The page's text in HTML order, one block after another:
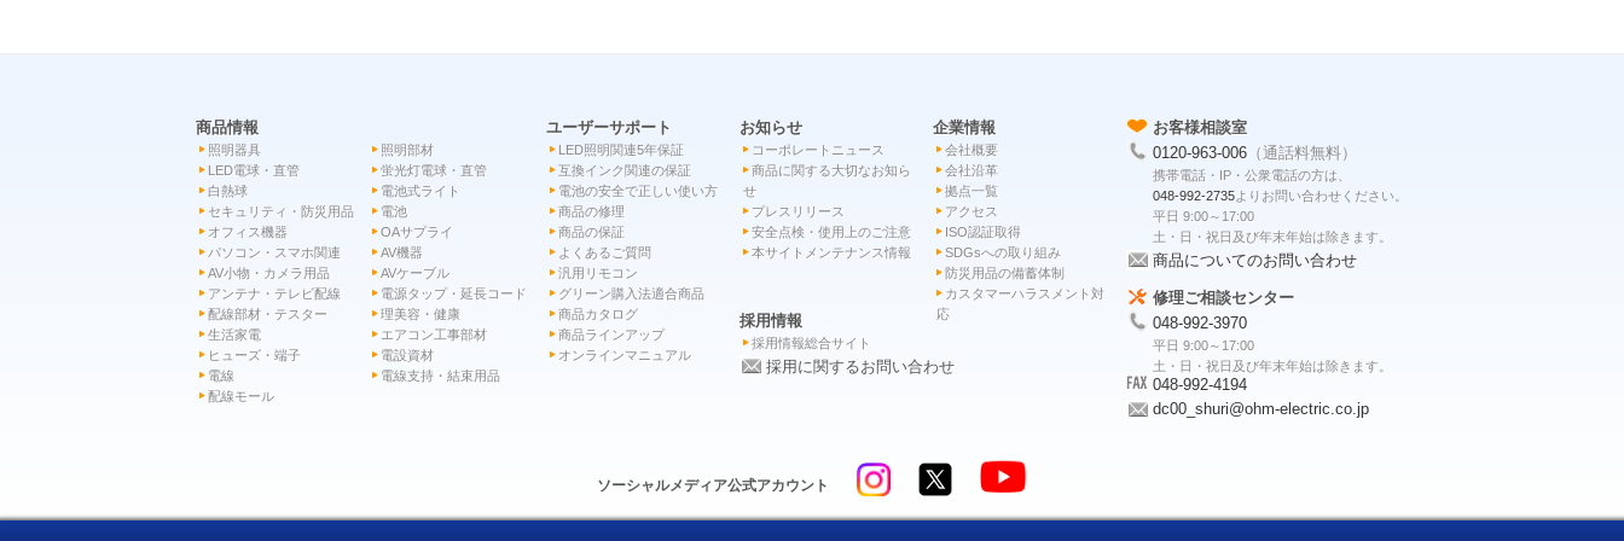
商品情報
照明器具
照明部材
LED電球・直管
蛍光灯電球・直管
白熱球
電池式ライト
セキュリティ・防災用品
電池
オフィス機器
OAサプライ
パソコン・スマホ関連
AV機器
AV小物・カメラ用品
AVケーブル
アンテナ・テレビ配線
電源タップ・延長コード
配線部材・テスター
理美容・健康
生活家電
エアコン工事部材
ヒューズ・端子
電設資材
電線
電線支持・結束用品
配線モール
ユーザーサポート
LED照明関連5年保証
互換インク関連の保証
電池の安全で正しい使い方
商品の修理
商品の保証
よくあるご質問
汎用リモコン
グリーン購入法適合商品
商品カタログ
商品ラインアップ
オンラインマニュアル
お知らせ
コーポレートニュース
商品に関する大切なお知ら
せ
プレスリリース
安全点検・使用上のご注意
本サイトメンテナンス情報
企業情報
会社概要
会社沿革
拠点一覧
アクセス
ISO認証取得
SDGsへの取り組み
防災用品の備蓄体制
カスタマーハラスメント対
応
採用情報
採用情報総合サイト
採用に関するお問い合わせ
お客様相談室
0120-963-006 （通話料無料）
携帯電話・IP・公衆電話の方は、
048-992-2735よりお問い合わせください。
平日 9:00～17:00
土・日・祝日及び年末年始は除きます。
商品についてのお問い合わせ
修理ご相談センター
048-992-3970
平日 9:00～17:00
土・日・祝日及び年末年始は除きます。
048-992-4194
dc00_shuri@ohm-electric.co.jp
ソーシャルメディア公式アカウント